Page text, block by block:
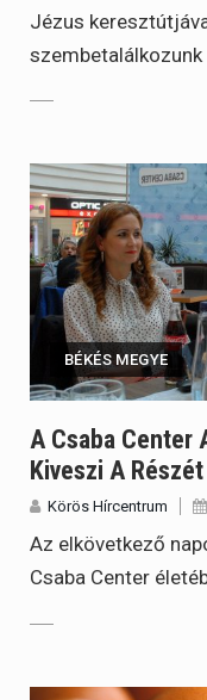
Jézus
BÉKÉS MEGYE
A Csaba Center
Kiveszi A Részét
Körös Hírcentrum
Az elkövetkező
Csaba Center